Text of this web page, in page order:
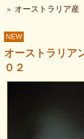
> オーストラリア
NEW
オーストラリ
０２